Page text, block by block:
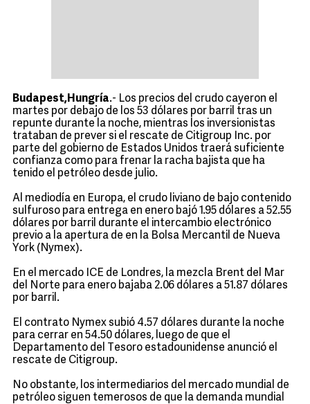
Budapest,Hungría.- Los precios del crudo cayeron el
martes por debajo de los 53 dólares por barril tras un
repunte durante la noche, mientras los inversionistas
trataban de prever si el rescate de Citigroup Inc. por
parte del gobierno de Estados Unidos traerá suficiente
confianza como para frenar la racha bajista que ha
tenido el petróleo desde julio.
Al mediodía en Europa, el crudo liviano de bajo contenido
sulfuroso para entrega en enero bajó 1.95 dólares a 52.55
dólares por barril durante el intercambio electrónico
previo a la apertura de en la Bolsa Mercantil de Nueva
York (Nymex).
En el mercado ICE de Londres, la mezcla Brent del Mar
del Norte para enero bajaba 2.06 dólares a 51.87 dólares
por barril.
El contrato Nymex subió 4.57 dólares durante la noche
para cerrar en 54.50 dólares, luego de que el
Departamento del Tesoro estadounidense anunció el
rescate de Citigroup.
No obstante, los intermediarios del mercado mundial de
petróleo siguen temerosos de que la demanda mundial